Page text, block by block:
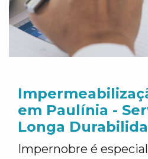
em Paulínia -
Longa
Impernobre é